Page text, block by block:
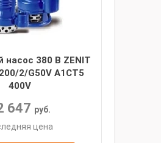
380 В ZENIT
2/G50V A1CT5
400V
647 руб.
цена